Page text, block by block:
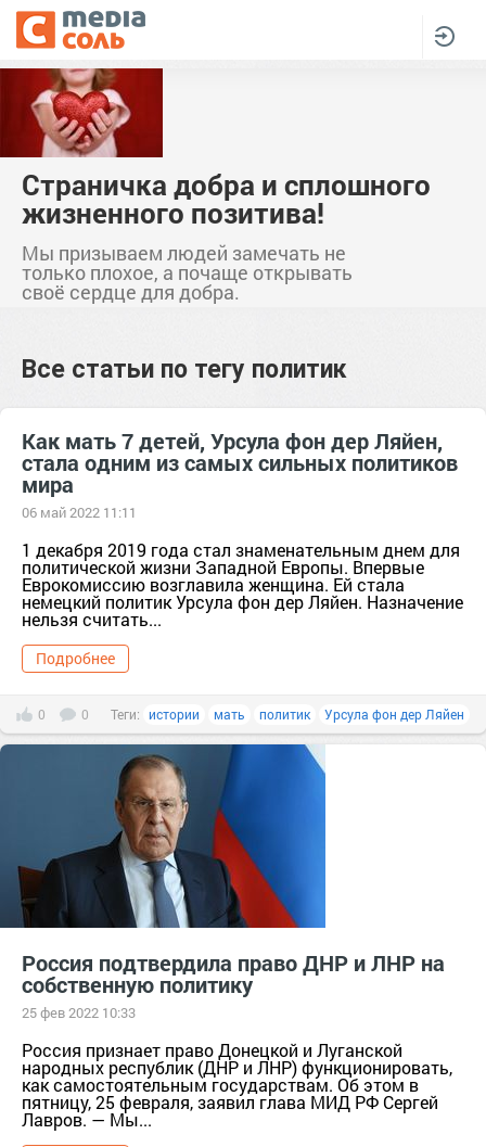
Страничка добра и сплошного
жизненного позитива!
Мы призываем людей замечать не
только плохое, а почаще открывать
своё сердце для добра.
Все статьи по тегу политик
Как мать 7 детей, Урсула фон дер Ляйен,
стала одним из самых сильных политиков
мира
06 май 2022 11:11
1 декабря 2019 года стал знаменательным днем для
политической жизни Западной Европы. Впервые
Еврокомиссию возглавила женщина. Ей стала
немецкий политик Урсула фон дер Ляйен. Назначение
нельзя считать...
Подробнее
0 0 Теги: истории мать политик Урсула фон дер Ляйен
Россия подтвердила право ДНР и ЛНР на
собственную политику
25 фев 2022 10:33
Россия признает право Донецкой и Луганской
народных республик (ДНР и ЛНР) функционировать,
как самостоятельным государствам. Об этом в
пятницу, 25 февраля, заявил глава МИД РФ Сергей
Лавров. — Мы...